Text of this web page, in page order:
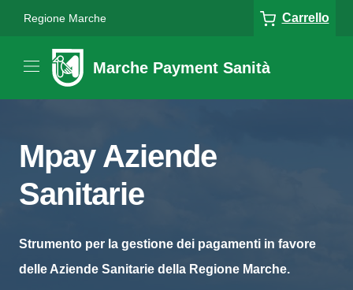
Regione Marche Carrello
Marche Payment Sanità
Mpay Aziende
Sanitarie
Strumento per la gestione dei pagamenti in favore
delle Aziende Sanitarie della Regione Marche.